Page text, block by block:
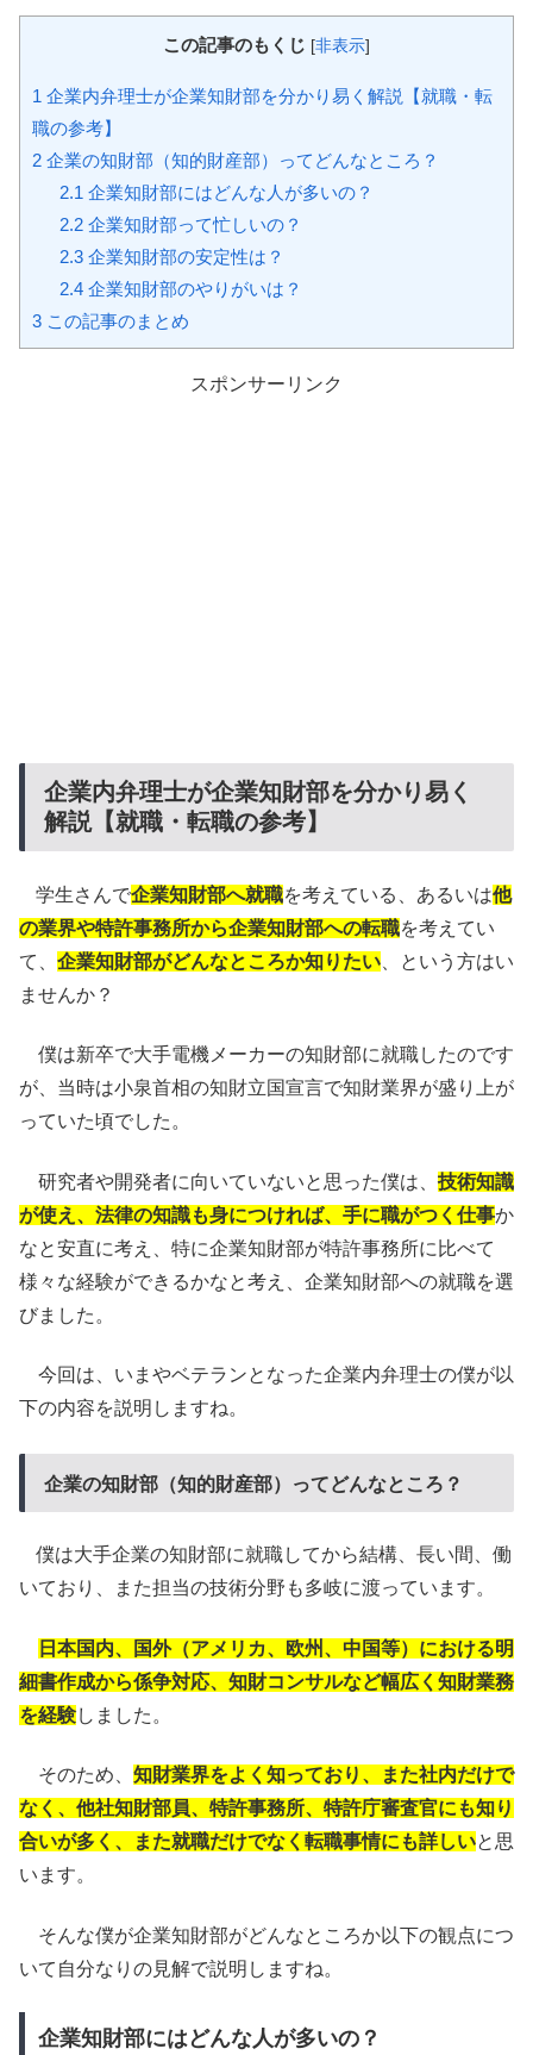
この記事のもくじ [非表示]
1 企業内弁理士が企業知財部を分かり易く解説【就職・転
職の参考】
2 企業の知財部（知的財産部）ってどんなところ？
2.1 企業知財部にはどんな人が多いの？
2.2企業知財部って忙しいの？
2.3企業知財部の安定性は？
2.4企業知財部のやりがいは？
3 この記事のまとめ
スポンサーリンク
企業内弁理士が企業知財部を分かり易く
解説【就職・転職の参考】
学生さんで企業知財部へ就職を考えている、あるいは他
の業界や特許事務所から企業知財部への転職を考えてい
て、 企業知財部がどんなところか知りたい 、という方はい
ませんか？
僕は新卒で大手電機メーカーの知財部に就職したのです
が、当時は小泉首相の知財立国宣言で知財業界が盛り上が
っていた頃でした。
研究者や開発者に向いていないと思った僕は、 技術知識
が使え、法律の知識も身につければ、手に職がつく仕事か
なと安直に考え、特に企業知財部が特許事務所に比べて
様々な経験ができるかなと考え、企業知財部への就職を選
びました。
今回は、いまやベテランとなった企業内弁理士の僕が以
下の内容を説明しますね。
企業の知財部（知的財産部）ってどんなところ？
僕は大手企業の知財部に就職してから結構、長い間、働
いており、また担当の技術分野も多岐に渡っています。
日本国内、国外（アメリカ、欧州、中国等）における明
細書作成から係争対応、知財コンサルなど幅広く知財業務
を経験しました。
そのため、 知財業界をよく知っており、また社内だけで
なく、他社知財部員、特許事務所、特許庁審査官にも知り
合いが多く、また就職だけでなく転職事情にも詳しいと思
います。
そんな僕が企業知財部がどんなところか以下の観点につ
いて自分なりの見解で説明しますね。
企業知財部にはどんな人が多いの？